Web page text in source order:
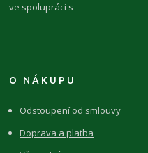
ve spolupráci s
O NÁKUPU
Odstoupení od smlouvy
Doprava a platba